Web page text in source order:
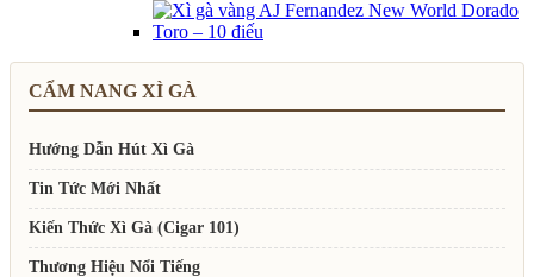
CẨM NANG XÌ GÀ
Hướng Dẫn Hút Xì Gà
Tin Tức Mới Nhất
Kiến Thức Xì Gà (Cigar 101)
Thương Hiệu Nổi Tiếng